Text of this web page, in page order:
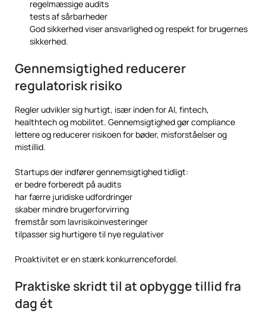
regelmæssige audits
tests af sårbarheder
God sikkerhed viser ansvarlighed og respekt for brugernes
sikkerhed.
Gennemsigtighed reducerer
regulatorisk risiko
Regler udvikler sig hurtigt, især inden for AI, fintech,
healthtech og mobilitet. Gennemsigtighed gør compliance
lettere og reducerer risikoen for bøder, misforståelser og
mistillid.
Startups der indfører gennemsigtighed tidligt:
er bedre forberedt på audits
har færre juridiske udfordringer
skaber mindre brugerforvirring
fremstår som lavrisikoinvesteringer
tilpasser sig hurtigere til nye regulativer
Proaktivitet er en stærk konkurrencefordel.
Praktiske skridt til at opbygge tillid fra
dag ét